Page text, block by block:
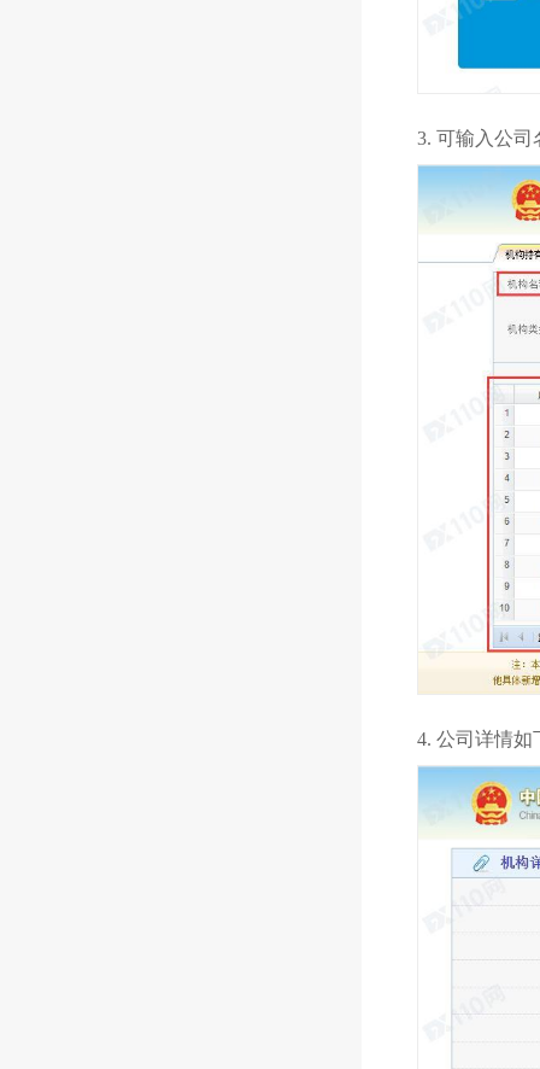
3. 可输入公
4. 公司详情如